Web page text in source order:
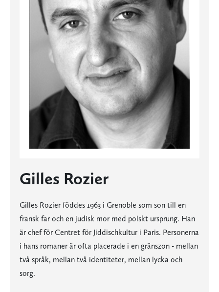
Gilles Rozier
Gilles Rozier föddes 1963 i Grenoble som son till en
fransk far och en judisk mor med polskt ursprung. Han
är chef för Centret för Jiddischkultur i Paris. Personerna
i hans romaner är ofta placerade i en gränszon - mellan
två språk, mellan två identiteter, mellan lycka och
sorg.